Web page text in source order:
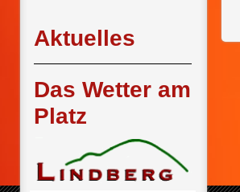
Aktuelles
Das Wetter am
Platz